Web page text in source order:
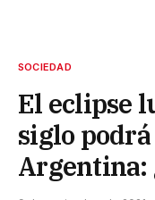
SOCIEDAD
El eclipse
siglo
Argentina: